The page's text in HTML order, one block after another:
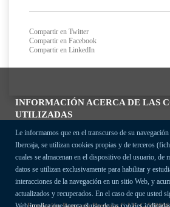
INFORMACIÓN ACERCA DE LAS
UTILIZADAS
Le informamos que en el transcurso de su
Ibercaja, se utilizan cookies propias y de terceros
cuales se almacenan en el dispositivo del usuario, de
datos se utilizan exclusivamente para habilitar y
interacciones de la navegación en un sitio Web, y
actualizados y recuperados. En el caso de que usted
Compartir en Twitter
Compartir en Facebook
Compartir en LinkedIn